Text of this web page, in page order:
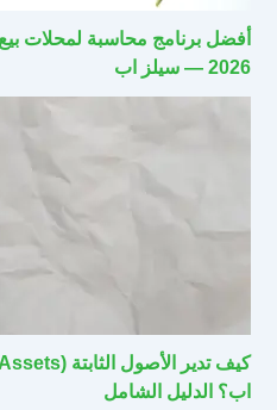
أفضل برنامج محاسبة لمحلات
2026 — سيلز اب
اب؟ الدليل الشامل